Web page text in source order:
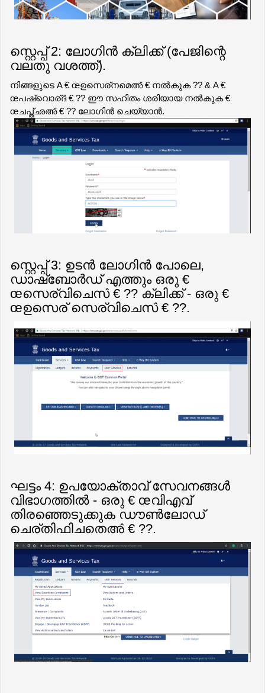
സ്റ്റെപ്പ് 2: ലോഗിൻ ക്ലിക്ക് (പേജിന്റെ
വലതു വശത്ത്).
നിങ്ങളുടെ A € œഉസെര്നമെഅ̂ € നൽകുക ?? & A €
œപഷ്വൊര്ദ̂ € ?? ഈ സഹിതം ശരിയായ നൽകുക €
œചപ്ത്ഛഅ̂ € ?? ലോഗിൻ ചെയ്യാൻ.
സ്റ്റെപ്പ് 3: ഉടൻ ലോഗിൻ പോലെ,
ഡാഷ്ബോർഡ് എത്തും ഒരു €
œസെര്വിചെസ̂ € ?? ക്ലിക്ക് - ഒരു €
œഉസെര് സെര്വിചെസ̂ € ??.
ഘട്ടം 4: ഉപയോക്താവ് സേവനങ്ങൾ
വിഭാഗത്തിൽ - ഒരു € œവിഎവ്
തിരഞ്ഞെടുക്കുക ഡൗൺലോഡ്
ചെര്തിഫിചതെഅ̂ € ??.